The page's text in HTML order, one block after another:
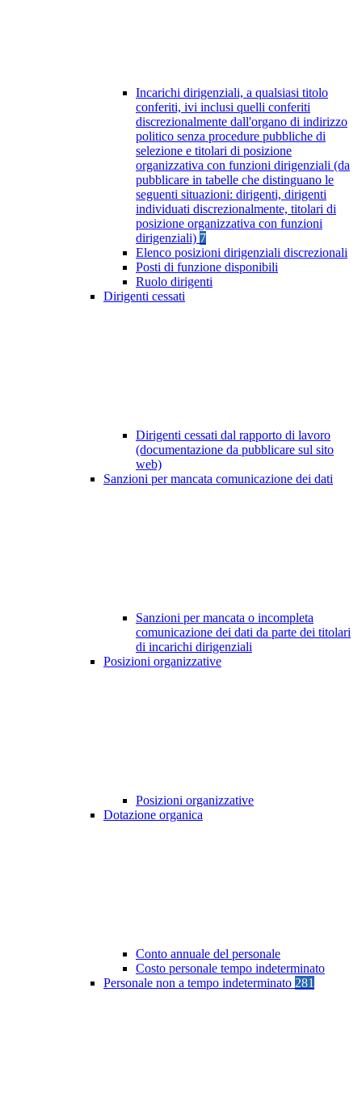
Incarichi dirigenziali, a qualsiasi titolo
conferiti, ivi inclusi quelli conferiti
discrezionalmente dall'organo di indirizzo
politico senza procedure pubbliche di
selezione e titolari di posizione
organizzativa con funzioni dirigenziali (da
pubblicare in tabelle che distinguano le
seguenti situazioni: dirigenti, dirigenti
individuati discrezionalmente, titolari di
posizione organizzativa con funzioni
dirigenziali) 7
Elenco posizioni dirigenziali discrezionali
Posti di funzione disponibili
Ruolo dirigenti
Dirigenti cessati
Dirigenti cessati dal rapporto di lavoro
(documentazione da pubblicare sul sito
web)
Sanzioni per mancata comunicazione dei dati
Sanzioni per mancata o incompleta
comunicazione dei dati da parte dei titolari
di incarichi dirigenziali
Posizioni organizzative
Posizioni organizzative
Dotazione organica
Conto annuale del personale
Costo personale tempo indeterminato
Personale non a tempo indeterminato 281